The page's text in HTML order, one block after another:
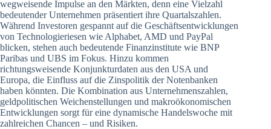
wegweisende Impulse an den Märkten, denn eine Vielzahl
bedeutender Unternehmen präsentiert ihre Quartalszahlen.
Während Investoren gespannt auf die Geschäftsentwicklungen
von Technologieriesen wie Alphabet, AMD und PayPal
blicken, stehen auch bedeutende Finanzinstitute wie BNP
Paribas und UBS im Fokus. Hinzu kommen
richtungsweisende Konjunkturdaten aus den USA und
Europa, die Einfluss auf die Zinspolitik der Notenbanken
haben könnten. Die Kombination aus Unternehmenszahlen,
geldpolitischen Weichenstellungen und makroökonomischen
Entwicklungen sorgt für eine dynamische Handelswoche mit
zahlreichen Chancen – und Risiken.